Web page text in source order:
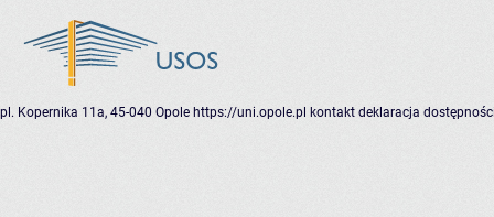
pl. Kopernika 11a, 45-040 Opole https://uni.opole.pl kontakt deklaracja